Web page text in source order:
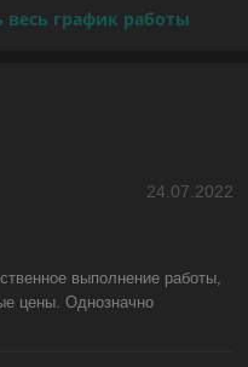
весь график работы
24.07.2022
выполнение работы,
цены. Однозначно